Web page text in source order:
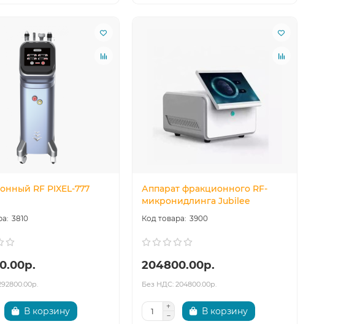
RF PIXEL-777
3810
В корзину
Аппарат фракционного RF-
микронидлинга Jubilee
3900
204800.00р.
Без НДС: 204800.00р.
В корзину